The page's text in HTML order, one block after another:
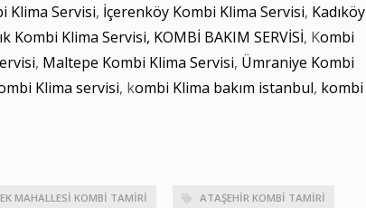
Klima Servisi, İçerenköy Kombi Klima Servisi, Kadıköy
Kombi Klima Servisi, KOMBİ BAKIM SERVİSİ, Kombi
, Maltepe Kombi Klima Servisi, Ümraniye Kombi
Klima servisi, kombi Klima bakım istanbul, kombi
MAHALLESI KOMBI TAMIRI ATAŞEHIR KOMBI TAMIRI